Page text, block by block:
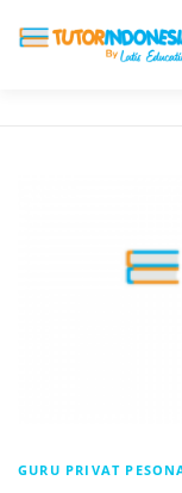
GURU PRIVAT